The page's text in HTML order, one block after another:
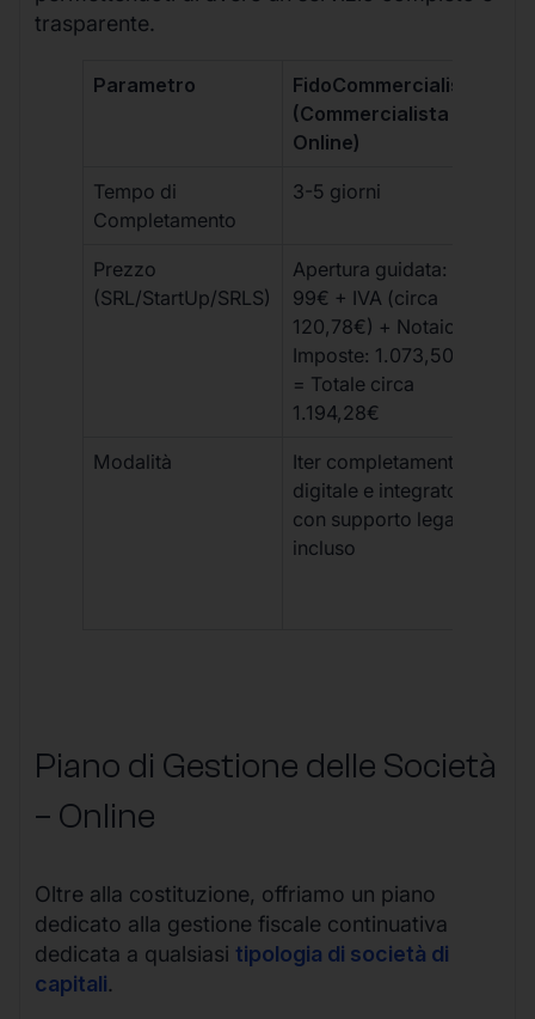
trasparente.
Parametro
FidoCommercialista
(Commercialista
Online)
Tempo di
Completamento
3-5 giorni
Prezzo
(SRL/StartUp/SRLS)
Apertura guidata:
99€ + IVA (circa
120,78€) + Notaio e
Imposte: 1.073,50€
= Totale circa
1.194,28€
Modalità
Iter completamente
digitale e integrato,
con supporto legale
incluso
Piano di Gestione delle Società
– Online
Oltre alla costituzione, offriamo un piano
dedicato alla gestione fiscale continuativa
dedicata a qualsiasi tipologia di società di
capitali.